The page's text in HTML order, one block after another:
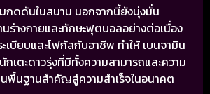
กดดันในสนาม นอกจากนี้ยังมุ่งมั่น
ร่างกายและทักษะฟุตบอลอย่างต่อเนื่อง
เบียบและโฟกัสกับอาชีพ ทำให้ เบนจามิน
กเตะดาวรุ่งที่มีทั้งความสามารถและความ
พื้นฐานสำคัญสู่ความสำเร็จในอนาคต